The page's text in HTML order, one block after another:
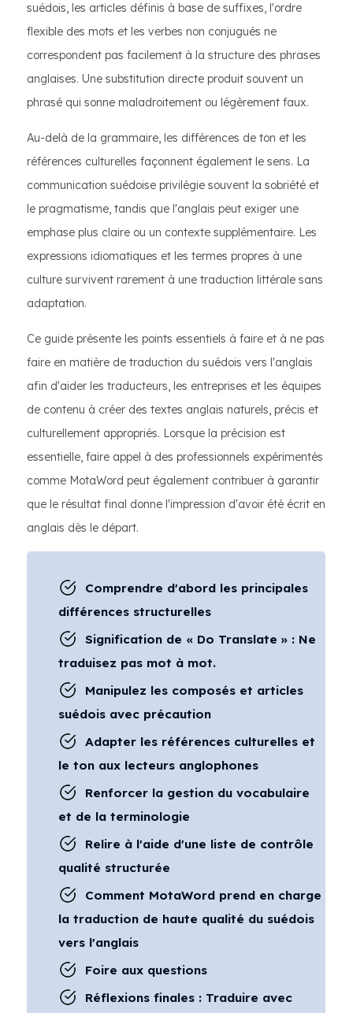
suédois, les articles définis à base de suffixes, l'ordre
flexible des mots et les verbes non conjugués ne
correspondent pas facilement à la structure des phrases
anglaises. Une substitution directe produit souvent un
phrasé qui sonne maladroitement ou légèrement faux.
Au-delà de la grammaire, les différences de ton et les
références culturelles façonnent également le sens. La
communication suédoise privilégie souvent la sobriété et
le pragmatisme, tandis que l'anglais peut exiger une
emphase plus claire ou un contexte supplémentaire. Les
expressions idiomatiques et les termes propres à une
culture survivent rarement à une traduction littérale sans
adaptation.
Ce guide présente les points essentiels à faire et à ne pas
faire en matière de traduction du suédois vers l'anglais
afin d'aider les traducteurs, les entreprises et les équipes
de contenu à créer des textes anglais naturels, précis et
culturellement appropriés. Lorsque la précision est
essentielle, faire appel à des professionnels expérimentés
comme MotaWord peut également contribuer à garantir
que le résultat final donne l'impression d'avoir été écrit en
anglais dès le départ.
Comprendre d'abord les principales
différences structurelles
Signification de « Do Translate » : Ne
traduisez pas mot à mot.
Manipulez les composés et articles
suédois avec précaution
Adapter les références culturelles et
le ton aux lecteurs anglophones
Renforcer la gestion du vocabulaire
et de la terminologie
Relire à l'aide d'une liste de contrôle
qualité structurée
Comment MotaWord prend en charge
la traduction de haute qualité du suédois
vers l'anglais
Foire aux questions
Réflexions finales : Traduire avec